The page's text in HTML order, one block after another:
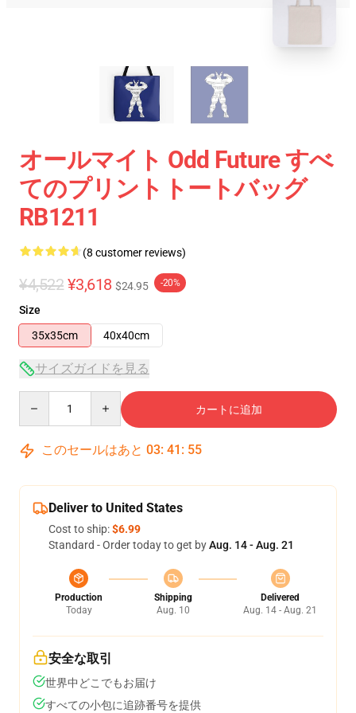
オールマイト Odd Future すべ
てのプリントトートバッグ
RB1211
(8 customer reviews)
¥4,522 ¥3,618 $24.95 -20%
Size
35x35cm
40x40cm
サイズガイドを見る
カートに追加
このセールはあと 03: 41 : 54
Deliver to United States
Cost to ship:$6.99
Standard - Order today to get byAug. 14 - Aug. 21
Production
Today
Shipping
Aug. 10
Delivered
Aug. 14 - Aug. 21
安全な取引
世界中どこでもお届け
すべての小包に追跡番号を提供